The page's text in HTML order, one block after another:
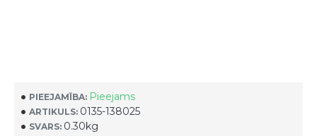
PIEEJAMĪBA: Pieejams
ARTIKULS: 0135-138025
SVARS: 0.30kg